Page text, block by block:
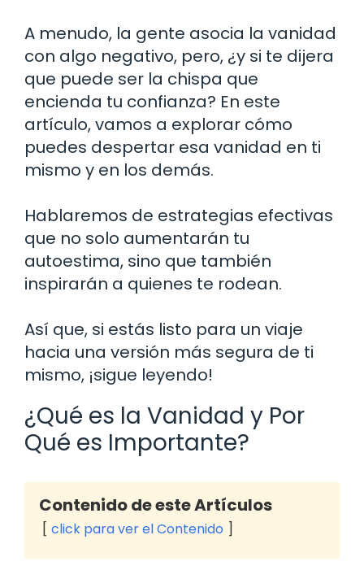
A menudo, la gente asocia la vanidad
con algo negativo, pero, ¿y si te dijera
que puede ser la chispa que
encienda tu confianza? En este
artículo, vamos a explorar cómo
puedes despertar esa vanidad en ti
mismo y en los demás.
Hablaremos de estrategias efectivas
que no solo aumentarán tu
autoestima, sino que también
inspirarán a quienes te rodean.
Así que, si estás listo para un viaje
hacia una versión más segura de ti
mismo, ¡sigue leyendo!
¿Qué es la Vanidad y Por
Qué es Importante?
Contenido de este Artículos
click para ver el Contenido